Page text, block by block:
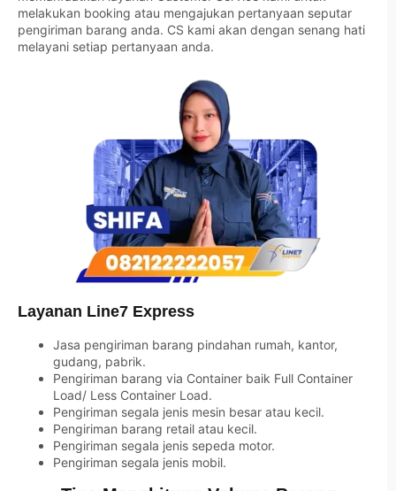
melakukan booking atau mengajukan pertanyaan seputar
pengiriman barang anda. CS kami akan dengan senang hati
melayani setiap pertanyaan anda.
Layanan Line7 Express
Jasa pengiriman barang pindahan rumah, kantor,
gudang, pabrik.
Pengiriman barang via Container baik Full Container
Load/ Less Container Load.
Pengiriman segala jenis mesin besar atau kecil.
Pengiriman barang retail atau kecil.
Pengiriman segala jenis sepeda motor.
Pengiriman segala jenis mobil.